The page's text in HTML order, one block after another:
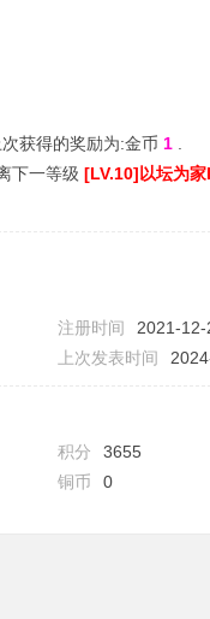
次获得的奖励为:金币 1
下一等级 [LV.10]以坛为家
注册时间
2021-
上次发表时间
积分
3655
铜币 0